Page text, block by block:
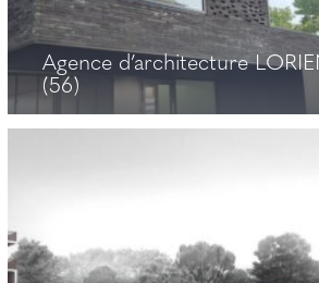
+
Agence d’architecture
(56)
+